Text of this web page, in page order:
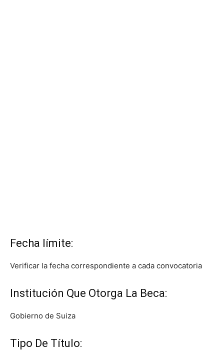
Fecha límite:
Verificar la fecha correspondiente a cada convocatoria
Institución Que Otorga La Beca:
Gobierno de Suiza
Tipo De Título: